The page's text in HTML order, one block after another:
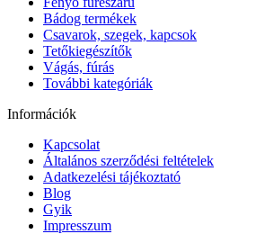
Bádog termékek
Csavarok, szegek, kapcsok
Tetőkiegészítők
Vágás, fúrás
További kategóriák
Információk
Kapcsolat
Általános szerződési feltételek
Adatkezelési tájékoztató
Blog
Gyik
Impresszum